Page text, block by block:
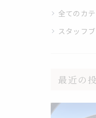
全てのカ
スタッフ
最近の